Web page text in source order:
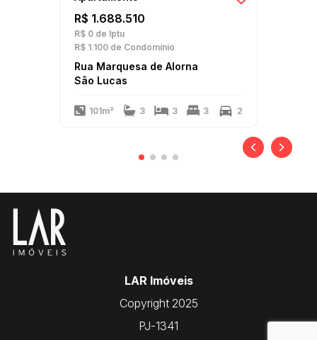
R$ 1.688.510
R$ 0 de Iptu
R$ 1.100 de Condomínio
Rua Marquesa de Alorna
São Lucas
101m² 3 3 3 2
LAR Imóveis
Copyright 2025
PJ-1341